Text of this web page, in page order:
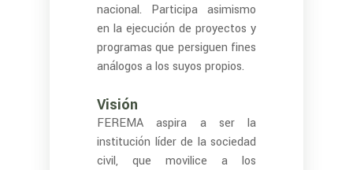
nacional. Participa asimismo
en la ejecución de proyectos y
programas que persiguen fines
análogos a los suyos propios.
Visión
FEREMA aspira a ser la
institución líder de la sociedad
civil, que movilice a los